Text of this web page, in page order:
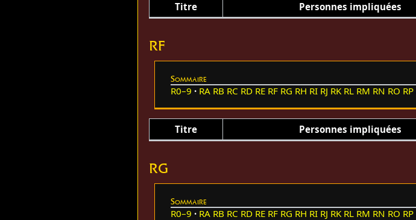
Titre Personnes impliquées
RF
Sommaire
R0–9 RA RB RC RD RE RF RG RH RI RJ RK RL RM RN RO RP
Titre Personnes impliquées
RG
Sommaire
R0–9 RA RB RC RD RE RF RG RH RI RJ RK RL RM RN RO RP